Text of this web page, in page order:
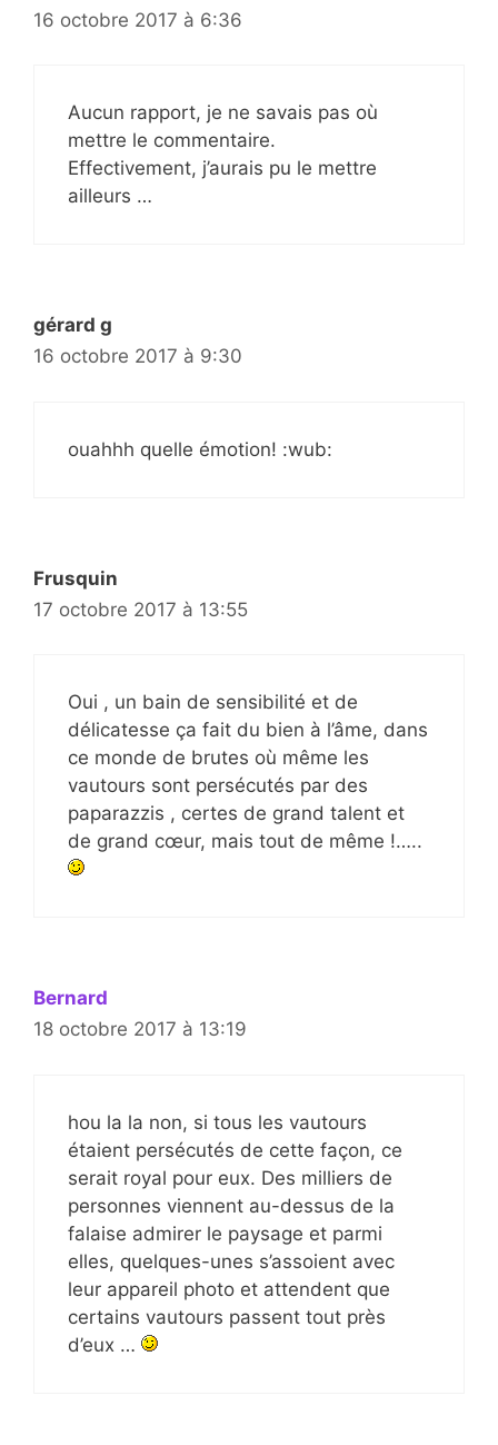
16 octobre 2017 à 6:36
Aucun rapport, je ne savais pas où
mettre le commentaire.
Effectivement, j’aurais pu le mettre
ailleurs …
gérard g
16 octobre 2017 à 9:30
ouahhh quelle émotion! :wub:
Frusquin
17 octobre 2017 à 13:55
Oui , un bain de sensibilité et de
délicatesse ça fait du bien à l’âme, dans
ce monde de brutes où même les
vautours sont persécutés par des
paparazzis , certes de grand talent et
de grand cœur, mais tout de même !…..
Bernard
18 octobre 2017 à 13:19
hou la la non, si tous les vautours
étaient persécutés de cette façon, ce
serait royal pour eux. Des milliers de
personnes viennent au-dessus de la
falaise admirer le paysage et parmi
elles, quelques-unes s’assoient avec
leur appareil photo et attendent que
certains vautours passent tout près
d’eux …